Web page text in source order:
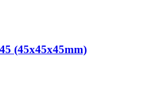
(45x45x45mm)